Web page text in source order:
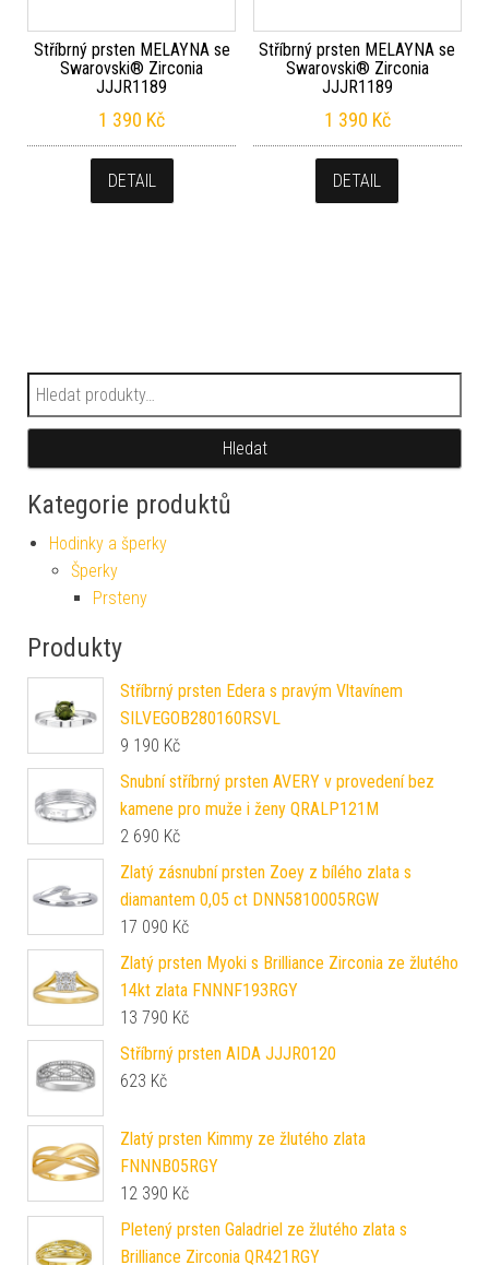
Stříbrný prsten MELAYNA se
Swarovski® Zirconia
JJJR1189
1 390 Kč
DETAIL
Stříbrný prsten MELAYNA se
Swarovski® Zirconia
JJJR1189
1 390 Kč
DETAIL
Hledat:
Hledat
Kategorie produktů
Hodinky a šperky
Šperky
Prsteny
Produkty
Stříbrný prsten Edera s pravým Vltavínem
SILVEGOB280160RSVL
9 190 Kč
Snubní stříbrný prsten AVERY v provedení bez
kamene pro muže i ženy QRALP121M
2 690 Kč
Zlatý zásnubní prsten Zoey z bílého zlata s
diamantem 0,05 ct DNN5810005RGW
17 090 Kč
Zlatý prsten Myoki s Brilliance Zirconia ze žlutého
14kt zlata FNNNF193RGY
13 790 Kč
Stříbrný prsten AIDA JJJR0120
623 Kč
Zlatý prsten Kimmy ze žlutého zlata
FNNNB05RGY
12 390 Kč
Pletený prsten Galadriel ze žlutého zlata s
Brilliance Zirconia QR421RGY